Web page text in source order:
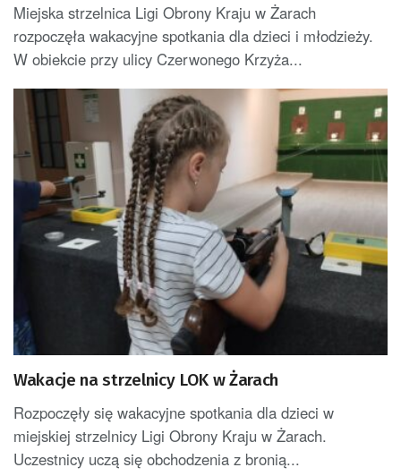
Miejska strzelnica Ligi Obrony Kraju w Żarach
rozpoczęła wakacyjne spotkania dla dzieci i młodzieży.
W obiekcie przy ulicy Czerwonego Krzyża...
Wakacje na strzelnicy LOK w Żarach
Rozpoczęły się wakacyjne spotkania dla dzieci w
miejskiej strzelnicy Ligi Obrony Kraju w Żarach.
Uczestnicy uczą się obchodzenia z bronią...